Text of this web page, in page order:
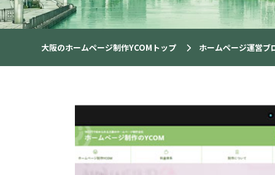
大阪のホームページ制作YCOMトップ ホームページ運営ブ